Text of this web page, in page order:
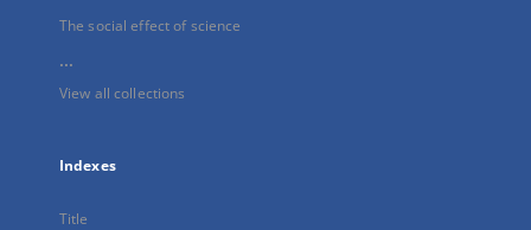
The social effect of science
...
View all collections
Indexes
Title